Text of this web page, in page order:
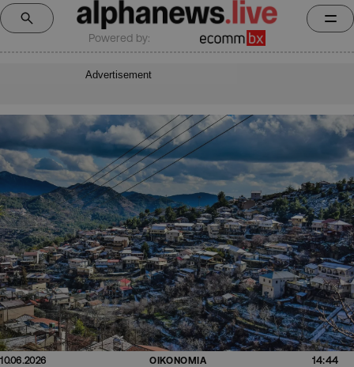
Powered by:
Advertisement
10.06.2026 ΟΙΚΟΝΟΜΙΑ 14:44